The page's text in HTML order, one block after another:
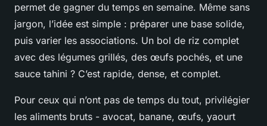
permet de gagner du temps en semaine. Même sans
jargon, l’idée est simple : préparer une base solide,
puis varier les associations. Un bol de riz complet
avec des légumes grillés, des œufs pochés, et une
sauce tahini ? C’est rapide, dense, et complet.
Pour ceux qui n’ont pas de temps du tout, privilégier
les aliments bruts - avocat, banane, œufs, yaourt